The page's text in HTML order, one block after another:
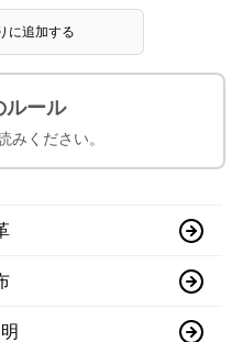
に追加する
ルール
みください。